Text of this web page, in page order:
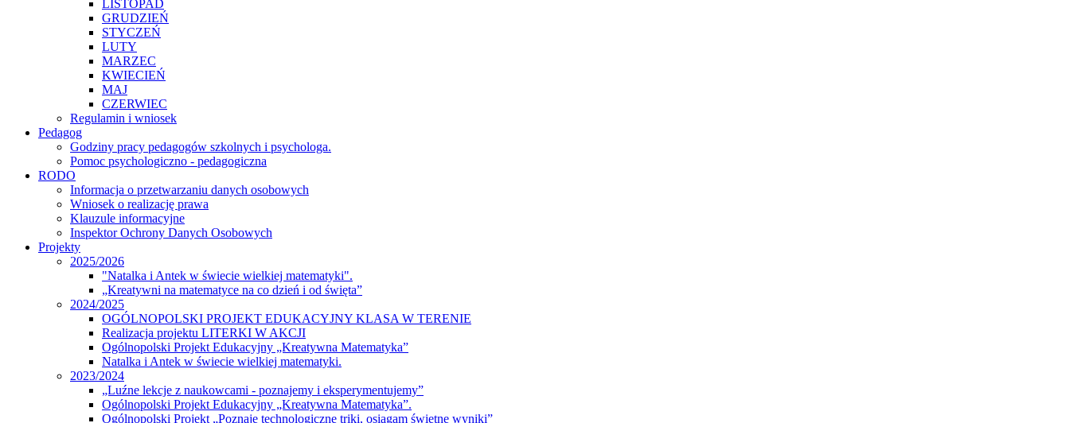
LISTOPAD
GRUDZIEŃ
STYCZEŃ
LUTY
MARZEC
KWIECIEŃ
MAJ
CZERWIEC
Regulamin i wniosek
Pedagog
Godziny pracy pedagogów szkolnych i psychologa.
Pomoc psychologiczno - pedagogiczna
RODO
Informacja o przetwarzaniu danych osobowych
Wniosek o realizację prawa
Klauzule informacyjne
Inspektor Ochrony Danych Osobowych
Projekty
2025/2026
"Natalka i Antek w świecie wielkiej matematyki".
„Kreatywni na matematyce na co dzień i od święta”
2024/2025
OGÓLNOPOLSKI PROJEKT EDUKACYJNY KLASA W TERENIE
Realizacja projektu LITERKI W AKCJI
Ogólnopolski Projekt Edukacyjny „Kreatywna Matematyka”
Natalka i Antek w świecie wielkiej matematyki.
2023/2024
„Luźne lekcje z naukowcami - poznajemy i eksperymentujemy”
Ogólnopolski Projekt Edukacyjny „Kreatywna Matematyka”.
Ogólnopolski Projekt „Poznaję technologiczne triki, osiągam świetne wyniki”